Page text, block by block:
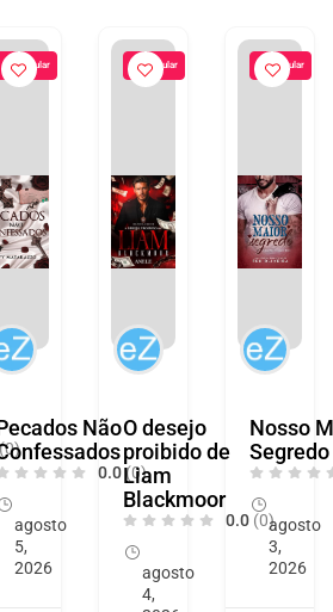
(0)
Popular
Não
0.0 (0)
agosto
5,
2026
Popular
O desejo
proibido de
Liam
Blackmoor
0.0 (0)
agosto
4,
Popular
Nosso
Segredo
agosto
3,
2026